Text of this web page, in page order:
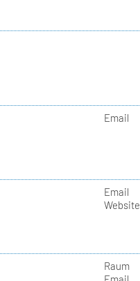
Email
Email
Website
Raum